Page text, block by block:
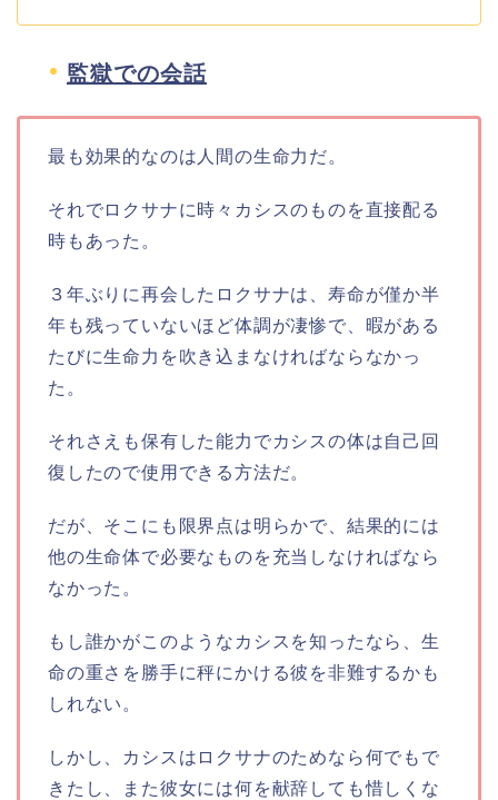
監獄での会話
最も効果的なのは人間の生命力だ。
それでロクサナに時々カシスのものを直接配る
時もあった。
３年ぶりに再会したロクサナは、寿命が僅か半
年も残っていないほど体調が凄惨で、暇がある
たびに生命力を吹き込まなければならなかっ
た。
それさえも保有した能力でカシスの体は自己回
復したので使用できる方法だ。
だが、そこにも限界点は明らかで、結果的には
他の生命体で必要なものを充当しなければなら
なかった。
もし誰かがこのようなカシスを知ったなら、生
命の重さを勝手に秤にかける彼を非難するかも
しれない。
しかし、カシスはロクサナのためなら何でもで
きたし、また彼女には何を献辞しても惜しくな